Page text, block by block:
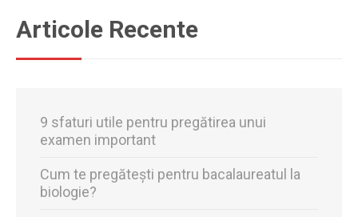
Articole Recente
9 sfaturi utile pentru pregătirea unui
examen important
Cum te pregătești pentru bacalaureatul la
biologie?